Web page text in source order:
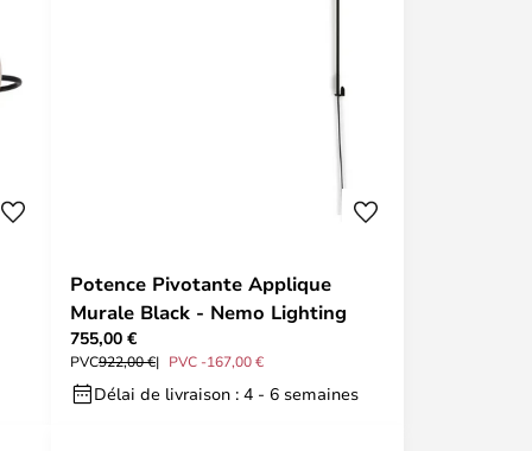
Potence Pivotante Applique
Murale Black - Nemo Lighting
755,00 €
PVC922,00 € PVC -167,00 €
Délai de livraison : 4 - 6 semaines